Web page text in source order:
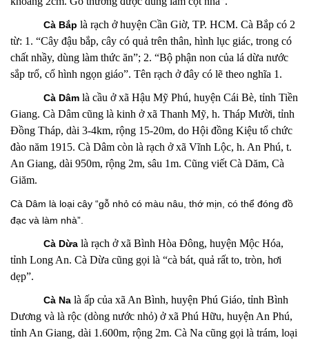
Cà Bắp là rạch ở huyện Cần Giờ, TP. HCM. Cà Bắp có 2
từ: 1. “Cây đậu bắp, cây có quả trên thân, hình lục giác, trong có
chất nhầy, dùng làm thức ăn”; 2. “Bộ phận non của lá dừa nước
sắp trổ, cổ hình ngọn giáo”. Tên rạch ở đây có lẽ theo nghĩa 1.
Cà Dâm là cầu ở xã Hậu Mỹ Phú, huyện Cái Bè, tỉnh Tiền
Giang. Cà Dâm cũng là kinh ở xã Thanh Mỹ, h. Tháp Mười, tỉnh
Đồng Tháp, dài 3-4km, rộng 15-20m, do Hội đồng Kiệu tổ chức
đào năm 1915. Cà Dâm còn là rạch ở xã Vĩnh Lộc, h. An Phú, t.
An Giang, dài 950m, rộng 2m, sâu 1m. Cũng viết Cà Dăm, Cà
Giăm.
Cà Dâm là loại cây “gỗ nhỏ có màu nâu, thớ mịn, có thể đóng đồ
đạc và làm nhà”.
Cà Dừa là rạch ở xã Bình Hòa Đông, huyện Mộc Hóa,
tỉnh Long An. Cà Dừa cũng gọi là “cà bát, quả rất to, tròn, hơi
dẹp”.
Cà Na là ấp của xã An Bình, huyện Phú Giáo, tỉnh Bình
Dương và là rộc (dòng nước nhỏ) ở xã Phú Hữu, huyện An Phú,
tỉnh An Giang, dài 1.600m, rộng 2m. Cà Na cũng gọi là trám, loại